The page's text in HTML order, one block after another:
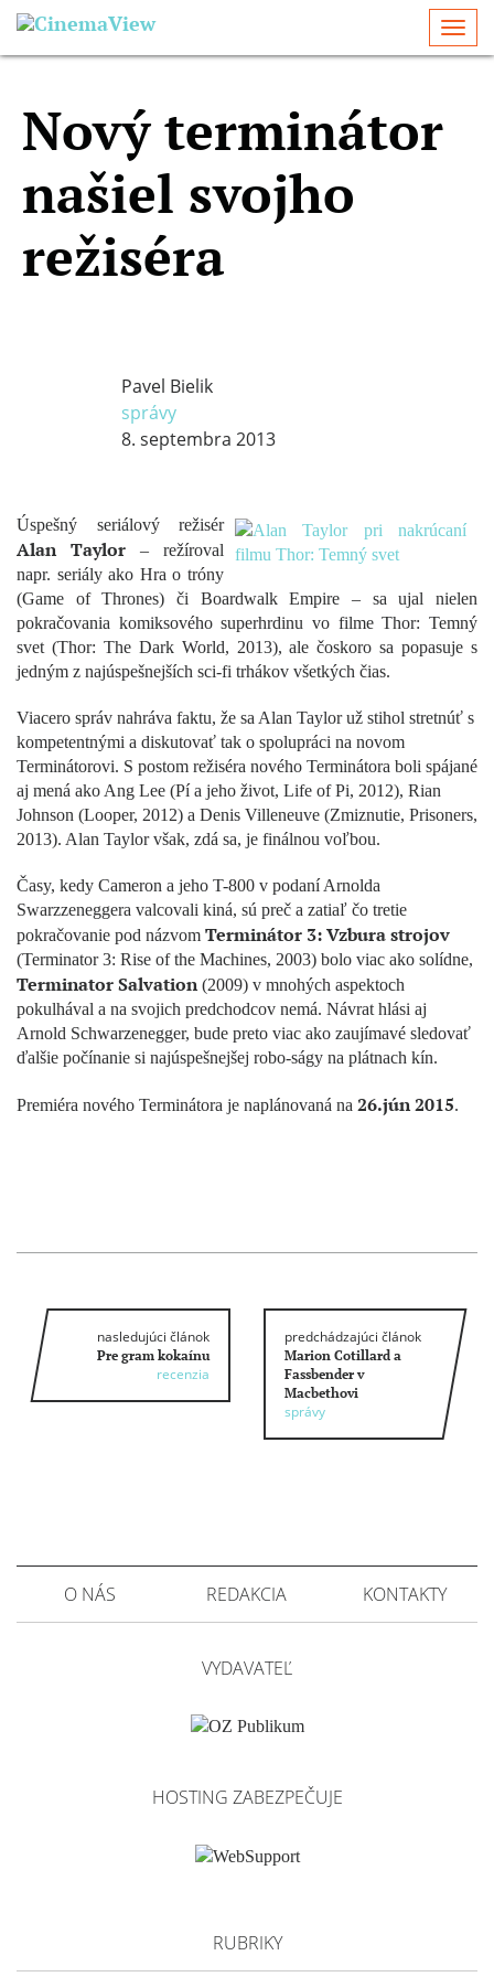
Nový terminátor
našiel svojho
režiséra
Pavel Bielik
správy
8. septembra 2013
Úspešný seriálový režisér
Alan Taylor – režíroval
napr. seriály ako Hra o tróny
(Game of Thrones) či Boardwalk Empire – sa ujal nielen
pokračovania komiksového superhrdinu vo filme Thor: Temný
svet (Thor: The Dark World, 2013), ale čoskoro sa popasuje s
jedným z najúspešnejších sci-fi trhákov všetkých čias.
Viacero správ nahráva faktu, že sa Alan Taylor už stihol stretnúť s
kompetentnými a diskutovať tak o spolupráci na novom
Terminátorovi. S postom režiséra nového Terminátora boli spájané
aj mená ako Ang Lee (Pí a jeho život, Life of Pi, 2012), Rian
Johnson (Looper, 2012) a Denis Villeneuve (Zmiznutie, Prisoners,
2013). Alan Taylor však, zdá sa, je finálnou voľbou.
Časy, kedy Cameron a jeho T-800 v podaní Arnolda
Swarzzeneggera valcovali kiná, sú preč a zatiaľ čo tretie
pokračovanie pod názvom Terminátor 3: Vzbura strojov
(Terminator 3: Rise of the Machines, 2003) bolo viac ako solídne,
Terminator Salvation (2009) v mnohých aspektoch
pokulhával a na svojich predchodcov nemá. Návrat hlási aj
Arnold Schwarzenegger, bude preto viac ako zaujímavé sledovať
ďalšie počínanie si najúspešnejšej robo-ságy na plátnach kín.
Premiéra nového Terminátora je naplánovaná na 26.jún 2015.
nasledujúci článok
Pre gram kokaínu
recenzia
predchádzajúci článok
Marion Cotillard a
Fassbender v
Macbethovi
správy
O NÁS REDAKCIA KONTAKTY
VYDAVATEĽ
HOSTING ZABEZPEČUJE
RUBRIKY